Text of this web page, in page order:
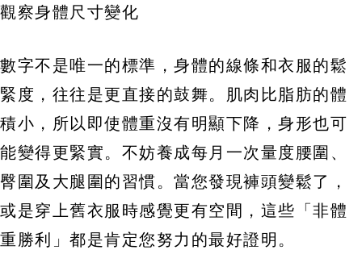
觀察身體尺寸變化
數字不是唯一的標準，身體的線條和衣服的鬆
緊度，往往是更直接的鼓舞。肌肉比脂肪的體
積小，所以即使體重沒有明顯下降，身形也可
能變得更緊實。不妨養成每月一次量度腰圍、
臀圍及大腿圍的習慣。當您發現褲頭變鬆了，
或是穿上舊衣服時感覺更有空間，這些「非體
重勝利」都是肯定您努力的最好證明。